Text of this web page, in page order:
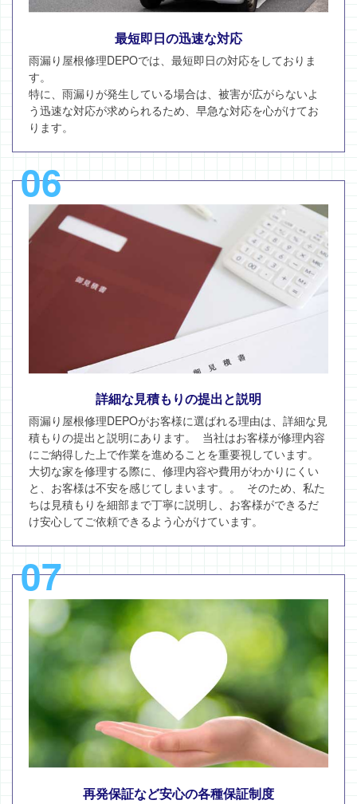
最短即日の迅速な対応
雨漏り屋根修理DEPOでは、最短即日の対応をしておりま
す。
特に、雨漏りが発生している場合は、被害が広がらないよ
う迅速な対応が求められるため、早急な対応を心がけてお
ります。
06
詳細な見積もりの提出と説明
雨漏り屋根修理DEPOがお客様に選ばれる理由は、詳細な見
積もりの提出と説明にあります。 当社はお客様が修理内容
にご納得した上で作業を進めることを重要視しています。
大切な家を修理する際に、修理内容や費用がわかりにくい
と、お客様は不安を感じてしまいます。。 そのため、私た
ちは見積もりを細部まで丁寧に説明し、お客様ができるだ
け安心してご依頼できるよう心がけています。
07
再発保証など安心の各種保証制度